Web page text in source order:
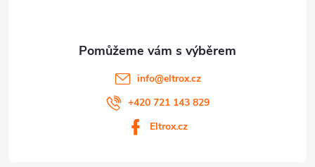
info@eltrox.cz
+420 721 143 829
Eltrox.cz